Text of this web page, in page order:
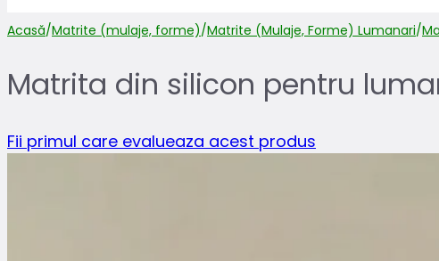
Acasă/Matrite (mulaje, forme)/Matrite (Mulaje, Forme) Lumanari/
Matrita din silicon pentru
Fii primul care evalueaza acest produs